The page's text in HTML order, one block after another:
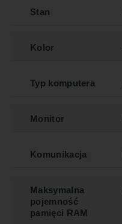
Stan
Kolor
Typ komputera
Monitor
Komunikacja
Maksymalna
pojemność
pamięci RAM